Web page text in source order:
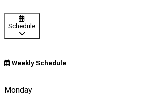
Schedule
Weekly Schedule
Monday
Cetate, România